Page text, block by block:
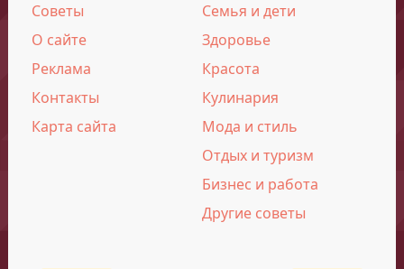
Советы
О сайте
Реклама
Контакты
Карта сайта
Семья и дети
Здоровье
Красота
Кулинария
Мода и стиль
Отдых и туризм
Бизнес и работа
Другие советы